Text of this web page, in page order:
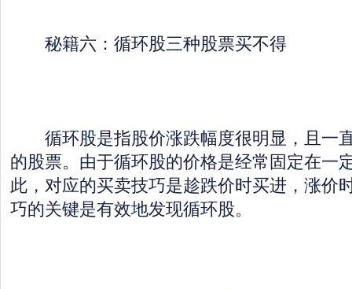
秘籍六：循环股三种股票买不得
循环股是指股价涨跌幅度很明显，且一
的股票。由于循环股的价格是经常固定在一
此，对应的买卖技巧是趁跌价时买进，涨价
巧的关键是有效地发现循环股。